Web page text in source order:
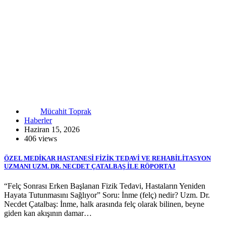
Mücahit Toprak
Haberler
Haziran 15, 2026
406 views
ÖZEL MEDİKAR HASTANESİ FİZİK TEDAVİ VE REHABİLİTASYON
UZMANI UZM. DR. NECDET ÇATALBAŞ İLE RÖPORTAJ
“Felç Sonrası Erken Başlanan Fizik Tedavi, Hastaların Yeniden
Hayata Tutunmasını Sağlıyor” Soru: İnme (felç) nedir? Uzm. Dr.
Necdet Çatalbaş: İnme, halk arasında felç olarak bilinen, beyne
giden kan akışının damar…